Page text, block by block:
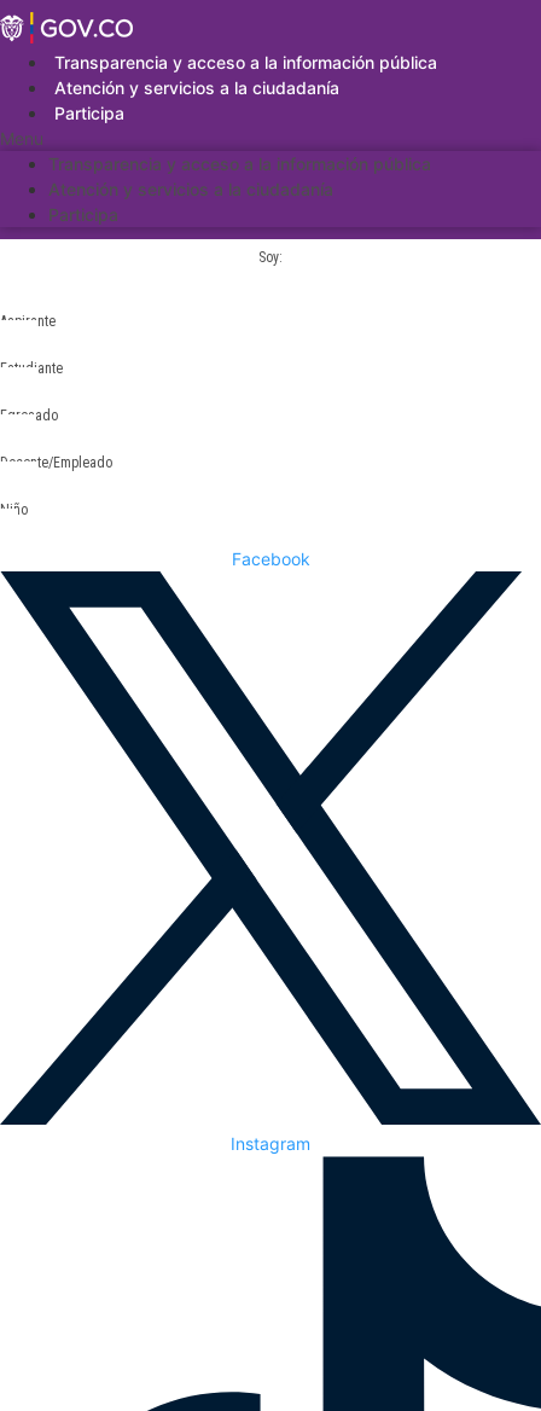
Saltar
al
contenidoTransparencia y acceso a la información pública
Atención y servicios a la ciudadanía
Participa
Menu
Transparencia y acceso a la información pública
Atención y servicios a la ciudadanía
Participa
Soy:
Aspirante
Estudiante
Egresado
Docente/Empleado
Niño
Facebook
Instagram